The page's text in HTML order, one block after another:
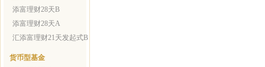
添富理财28天B
添富理财28天A
汇添富理财21天发起式B
货币型基金